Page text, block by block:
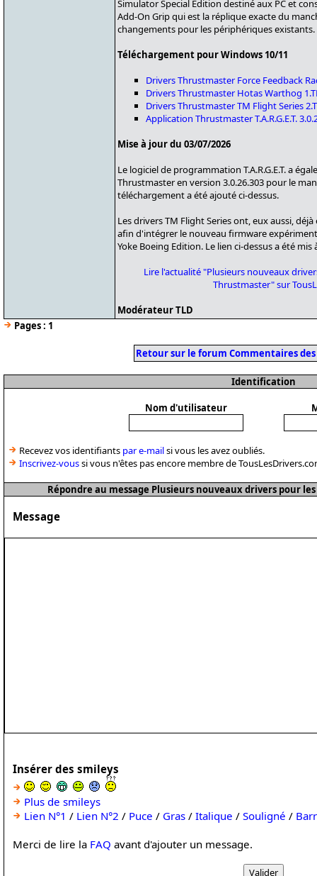
Simulator Special Edition destiné aux PC et
Add-On Grip qui est la réplique exacte du
changements pour les périphériques existants.
Téléchargement pour Windows 10/11
Drivers Thrustmaster Force Feedback
Drivers Thrustmaster Hotas Warthog
Drivers Thrustmaster TM Flight Series
Application Thrustmaster T.A.R.G.E.T.
Mise à jour du 03/07/2026
Le logiciel de programmation T.A.R.G.E.T. a
Thrustmaster en version 3.0.26.303 pour le
téléchargement a été ajouté ci-dessus.
Les drivers TM Flight Series ont, eux aussi,
afin d'intégrer le nouveau firmware
Yoke Boeing Edition. Le lien ci-dessus a été mis
Lire l'actualité "Plusieurs nouveaux
Thrustmaster" sur
Modérateur TLD
Pages : 1
Retour sur le forum Commentaires
Identification
Nom d'utilisateur
Recevez vos identifiants par e-mailsi vous les avez oubliés.
Inscrivez-voussi vous n'êtes pas encore membre de
Répondre au message Plusieurs nouveaux drivers pour
Message
Insérer des smileys
Plus de smileys
Lien N°1 / Lien N°2 / Puce / Gras / Italique / Souligné /
Merci de lire la FAQ avant d'ajouter un message.